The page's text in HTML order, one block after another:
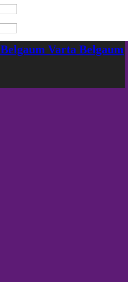
Belgaum Varta Belgaum